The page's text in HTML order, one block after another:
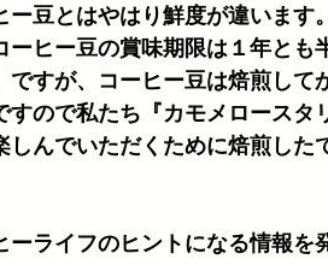
豆とはやはり鮮度が違います
ヒー豆の賞味期限は１年とも
すが、コーヒー豆は焙煎して
ので私たち『カモメロースタ
んでいただくために焙煎した
ライフのヒントになる情報を